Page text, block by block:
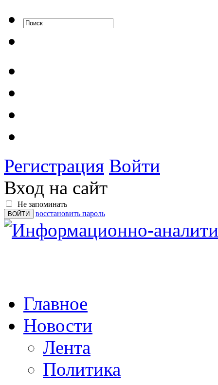
Регистрация Войти
Вход на сайт
Не запоминать
восстановить пароль
Главное
Новости
Лента
Политика